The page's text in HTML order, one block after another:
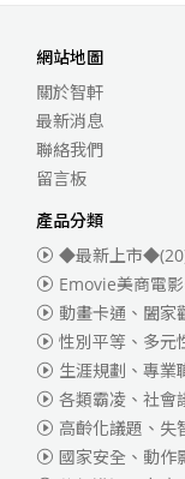
網站地圖
關於智軒
最新消息
聯絡我們
留言板
產品分類
◆最新上市◆
Emovie美商電影公
動畫卡通、闔家
性別平等、多元
生涯規劃、專業
各類霸凌、社會
高齡化議題、失
國家安全、動作